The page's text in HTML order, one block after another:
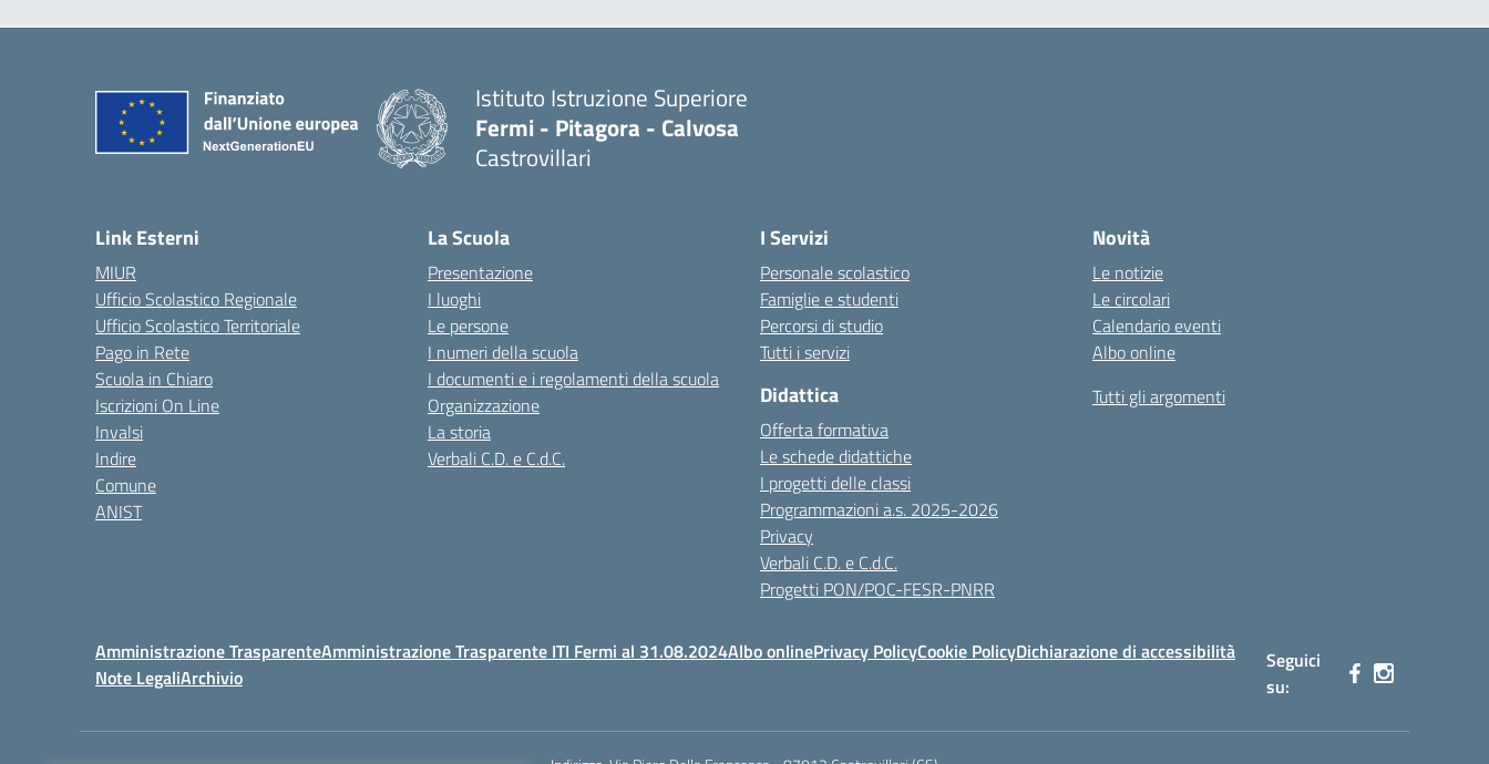
Istituto Istruzione Superiore
Fermi - Pitagora - Calvosa
Castrovillari
Link Esterni
MIUR
Ufficio Scolastico Regionale
Ufficio Scolastico Territoriale
Pago in Rete
Scuola in Chiaro
Iscrizioni On Line
Invalsi
Indire
Comune
ANIST
La Scuola
Presentazione
I luoghi
Le persone
I numeri della scuola
I documenti e i regolamenti della scuola
Organizzazione
La storia
Verbali C.D. e C.d.C.
I Servizi
Personale scolastico
Famiglie e studenti
Percorsi di studio
Tutti i servizi
Didattica
Offerta formativa
Le schede didattiche
I progetti delle classi
Programmazioni a.s. 2025-2026
Privacy
Verbali C.D. e C.d.C.
Progetti PON/POC-FESR-PNRR
Novità
Le notizie
Le circolari
Calendario eventi
Albo online
Tutti gli argomenti
Amministrazione TrasparenteAmministrazione Trasparente ITI Fermi al 31.08.2024Albo onlinePrivacy PolicyCookie PolicyDichiarazione di accessibilità
Note LegaliArchivio
Seguici
su: